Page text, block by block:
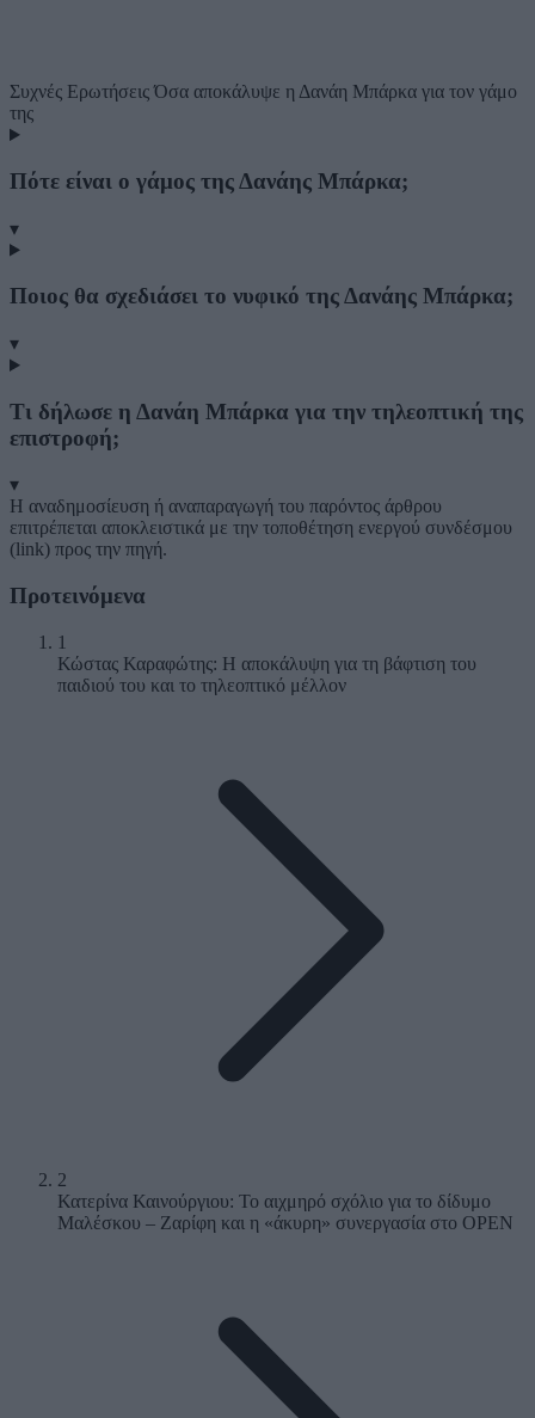
Συχνές ΕρωτήσειςΌσα αποκάλυψε η Δανάη Μπάρκα για τον γάμο
της
Πότε είναι ο γάμος της Δανάης Μπάρκα;
▾
Ποιος θα σχεδιάσει το νυφικό της Δανάης Μπάρκα;
▾
Τι δήλωσε η Δανάη Μπάρκα για την τηλεοπτική της
επιστροφή;
▾
Η αναδημοσίευση ή αναπαραγωγή του παρόντος άρθρου
επιτρέπεται αποκλειστικά με την τοποθέτηση ενεργού συνδέσμου
(link) προς την πηγή.
Προτεινόμενα
1
Κώστας Καραφώτης: Η αποκάλυψη για τη βάφτιση του
παιδιού του και το τηλεοπτικό μέλλον
2
Κατερίνα Καινούργιου: Το αιχμηρό σχόλιο για το δίδυμο
Μαλέσκου – Ζαρίφη και η «άκυρη» συνεργασία στο OPEN